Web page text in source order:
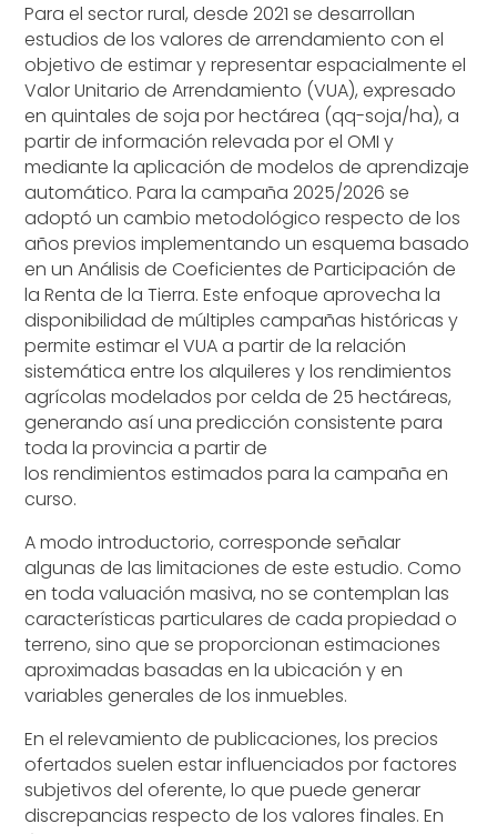
Para el sector rural, desde 2021 se desarrollan
estudios de los valores de arrendamiento con el
objetivo de estimar y representar espacialmente el
Valor Unitario de Arrendamiento (VUA), expresado
en quintales de soja por hectárea (qq-soja/ha), a
partir de información relevada por el OMI y
mediante la aplicación de modelos de aprendizaje
automático. Para la campaña 2025/2026 se
adoptó un cambio metodológico respecto de los
años previos implementando un esquema basado
en un Análisis de Coeficientes de Participación de
la Renta de la Tierra. Este enfoque aprovecha la
disponibilidad de múltiples campañas históricas y
permite estimar el VUA a partir de la relación
sistemática entre los alquileres y los rendimientos
agrícolas modelados por celda de 25 hectáreas,
generando así una predicción consistente para
toda la provincia a partir de
los rendimientos estimados para la campaña en
curso.
A modo introductorio, corresponde señalar
algunas de las limitaciones de este estudio. Como
en toda valuación masiva, no se contemplan las
características particulares de cada propiedad o
terreno, sino que se proporcionan estimaciones
aproximadas basadas en la ubicación y en
variables generales de los inmuebles.
En el relevamiento de publicaciones, los precios
ofertados suelen estar influenciados por factores
subjetivos del oferente, lo que puede generar
discrepancias respecto de los valores finales. En